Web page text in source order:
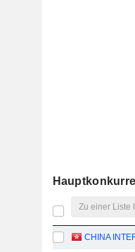
Zu einer Liste